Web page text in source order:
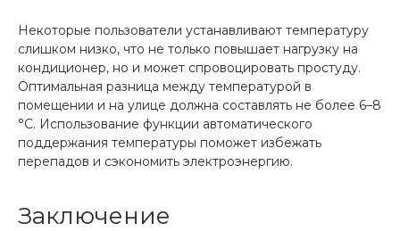
Некоторые пользователи устанавливают температуру
слишком низко, что не только повышает нагрузку на
кондиционер, но и может спровоцировать простуду.
Оптимальная разница между температурой в
помещении и на улице должна составлять не более 6–8
°C. Использование функции автоматического
поддержания температуры поможет избежать
перепадов и сэкономить электроэнергию.
Заключение